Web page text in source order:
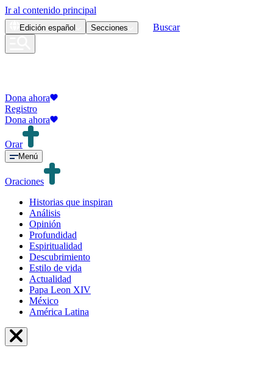
Ir al contenido principal
Edición español Secciones Buscar
Dona ahora
Registro
Dona ahora
Orar
Menú
Oraciones
Historias que inspiran
Análisis
Opinión
Profundidad
Espiritualidad
Descubrimiento
Estilo de vida
Actualidad
Papa Leon XIV
México
América Latina